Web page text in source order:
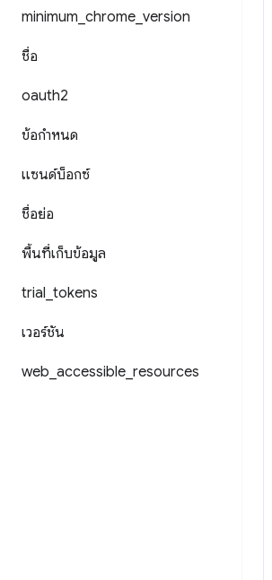
minimum chrome version
ชื่อ
oauth2
ข้อกําหนด
แซนด์บ็อกซ์
ชื่อย่อ
พื้นที่เก็บข้อมูล
trial tokens
เวอร์ชัน
web accessible resources